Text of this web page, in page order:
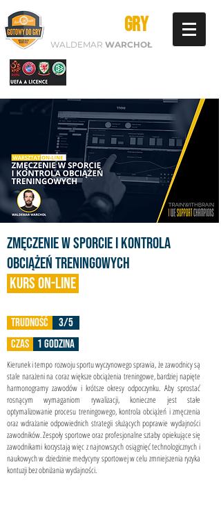
GRY
WALDEMAR WARCHOŁ
ZMĘCZENIE W SPORCIE I KONTROLA
OBCIĄŻEŃ TRENINGOWYCH
kurs on-line
trudność
3/5
czas
1 godzinA
Kierunek i tempo rozwoju sportu wyczynowego sprawia, że zawodnicy są
stale narażeni na coraz większe obciążenia treningowe, bardziej napięte
harmonogramy zawodów i krótsze okresy odpoczynku.Aby sprostać
rosnącym wymaganiom rywalizacji, konieczne jest stałe
optymalizowanie procesu treningowego, kontrola obciążeń i zmęczenia
oraz wdrażanie odpowiednich strategii służących poprawie wydajności
zawodników. Zespoły sportowe oraz profesjonalne sztaby opiekujące się
zawodnikami korzystają więc z najnowszych osiągnięć technologicznych i
naukowych w dziedzinie medycyny sportowej w celu zmniejszenia ryzyka
kontuzji bez obniżania wydajności.